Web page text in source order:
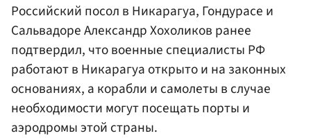
Российский посол в Никарагуа, Гондурасе и
Сальвадоре Александр Хохоликов ранее
подтвердил, что военные специалисты РФ
работают в Никарагуа открыто и на законных
основаниях, а корабли и самолеты в случае
необходимости могут посещать порты и
аэродромы этой страны.